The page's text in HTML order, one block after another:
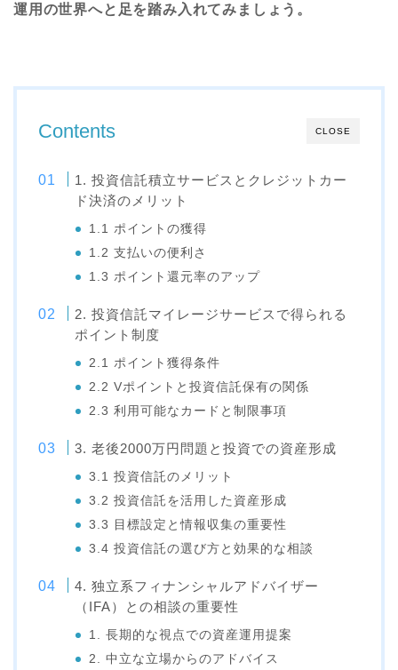
運用の世界へと足を踏み入れてみましょう。
CLOSE
Contents
1. 投資信託積立サービスとクレジットカー
ド決済のメリット
1.1 ポイントの獲得
1.2 支払いの便利さ
1.3 ポイント還元率のアップ
2. 投資信託マイレージサービスで得られる
ポイント制度
2.1 ポイント獲得条件
2.2 Vポイントと投資信託保有の関係
2.3 利用可能なカードと制限事項
3. 老後2000万円問題と投資での資産形成
3.1 投資信託のメリット
3.2 投資信託を活用した資産形成
3.3 目標設定と情報収集の重要性
3.4 投資信託の選び方と効果的な相談
4. 独立系フィナンシャルアドバイザー
（IFA）との相談の重要性
1. 長期的な視点での資産運用提案
2. 中立な立場からのアドバイス